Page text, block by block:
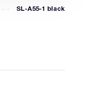
SL-A55-1 black